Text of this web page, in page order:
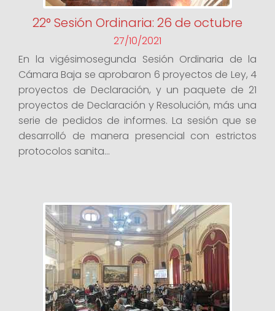
22° Sesión Ordinaria: 26 de octubre
27/10/2021
En la vigésimosegunda Sesión Ordinaria de la
Cámara Baja se aprobaron 6 proyectos de Ley, 4
proyectos de Declaración, y un paquete de 21
proyectos de Declaración y Resolución, más una
serie de pedidos de informes. La sesión que se
desarrolló de manera presencial con estrictos
protocolos sanita...